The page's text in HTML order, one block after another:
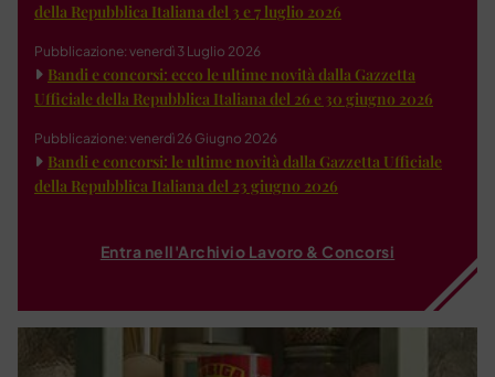
della Repubblica Italiana del 3 e 7 luglio 2026
Pubblicazione: venerdì 3 Luglio 2026
Bandi e concorsi: ecco le ultime novità dalla Gazzetta
Ufficiale della Repubblica Italiana del 26 e 30 giugno 2026
Pubblicazione: venerdì 26 Giugno 2026
Bandi e concorsi: le ultime novità dalla Gazzetta Ufficiale
della Repubblica Italiana del 23 giugno 2026
Entra nell'Archivio Lavoro & Concorsi